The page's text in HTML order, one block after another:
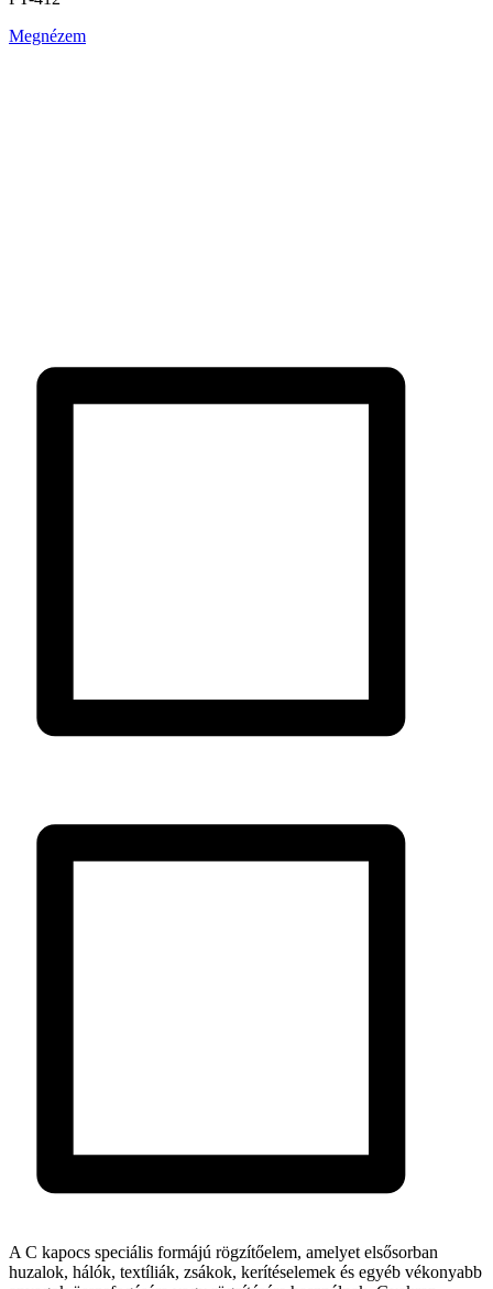
Megnézem
A C kapocs speciális formájú rögzítőelem, amelyet elsősorban
huzalok, hálók, textíliák, zsákok, kerítéselemek és egyéb vékonyabb